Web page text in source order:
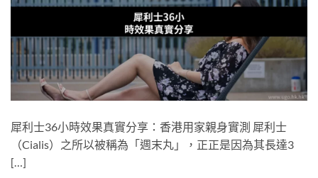
犀利士36小時效果真實分享：香港用家親身實測 犀利士
（Cialis）之所以被稱為「週末丸」，正正是因為其長達3
[…]